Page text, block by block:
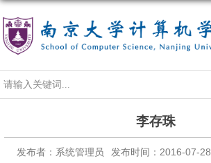
李存珠
发布者：系统管理员 发布时间：2016-07-28